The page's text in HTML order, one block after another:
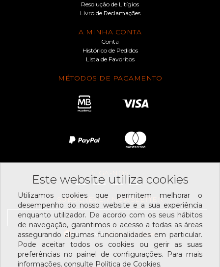
Resolução de Litígios
Livro de Reclamações
A MINHA CONTA
Conta
Histórico de Pedidos
Lista de Favoritos
MÉTODOS DE PAGAMENTO
SIGA-NOS
SUBSCREVER NEWSLETTER
Li e aceito ostermos e condições
Este website utiliza cookies
Utilizamos cookies que permitem melhorar o
desempenho do nosso website e a sua experiência
enquanto utilizador. De acordo com os seus hábitos
de navegação, garantimos o acesso a todas as áreas
assegurando algumas funcionalidades em particular.
Pode aceitar todos os cookies ou gerir as suas
preferências no painel de configurações. Para mais
informações, consulte Política de Cookies.